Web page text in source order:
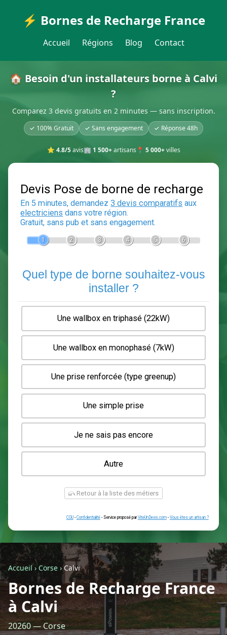
⚡ Bornes de Recharge France
Accueil Régions Blog Contact
🏠 Besoin d'un installateurs borne à Calvi
?
Comparez 3 devis gratuits en 2 minutes — sans inscription.
✓ 100% Gratuit ✓ Sans engagement ✓ Réponse 48h
⭐ 4.8/5avis🏢 1 500+artisans 📍 5 000+villes
Devis Pose de borne de
En 5 minutes, demandez3 devis comparatifs
Gratuit, sans pub et sans engagement.
2 3 6
Quel type de borne souhaitez-
installer ?
Une wallbox en triphasé (22kW)
Une wallbox en monophasé (7kW)
Une prise renforcée (type greenup)
Une simple prise
Je ne sais pas encore
Autre
Retour à la liste des métiers
CGU-Confidentialité- Service proposé parViteUnDevis.com-Vous
Accueil› Corse › Calvi
Bornes de Recharge France
à Calvi
20260 — Corse